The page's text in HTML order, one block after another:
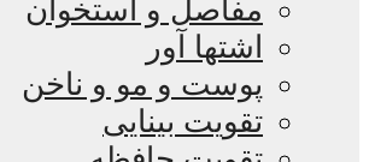
مفاصل و استخوان
اشتها آور
پوست و مو و ناخن
تقویت بینایی